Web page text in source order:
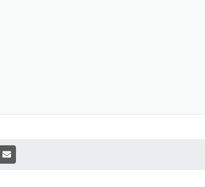
MÍDIAS